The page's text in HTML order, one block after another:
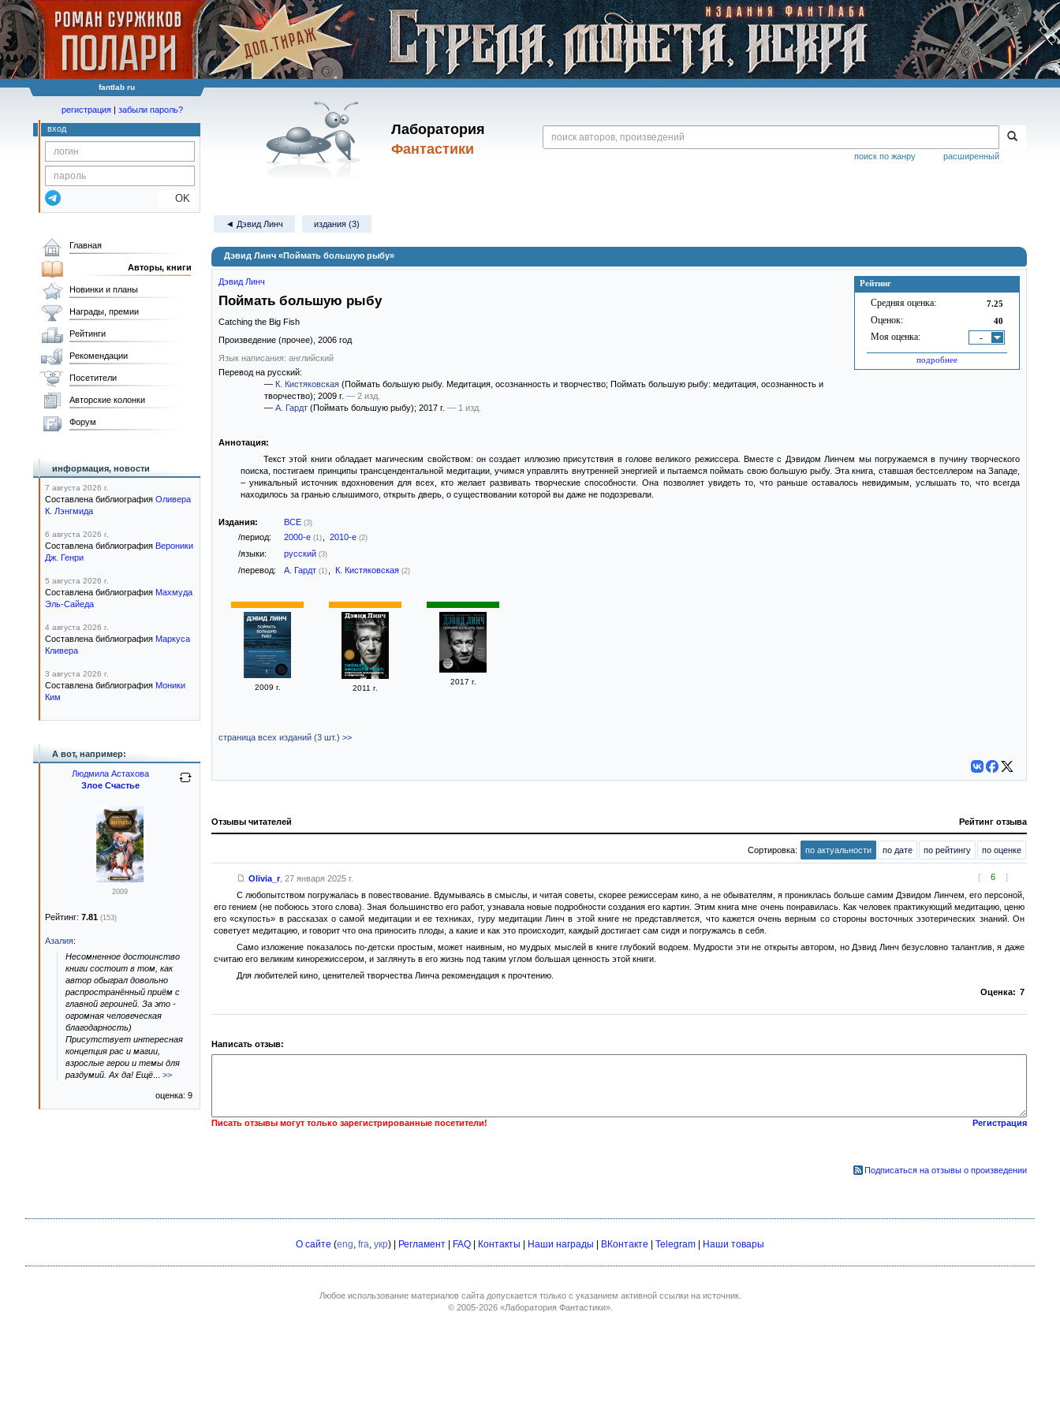
fantlab ru
Лаборатория
Фантастики
расширенный
поиск по жанру
регистрация | забыли пароль?
вход
OK
◄ Дэвид Линч издания (3)
Дэвид Линч «Поймать большую рыбу»
Рейтинг
Средняя оценка: 7.25
Оценок: 40
Моя оценка: -
подробнее
Дэвид Линч
Поймать большую рыбу
Catching the Big Fish
Произведение (прочее), 2006 год
Язык написания: английский
Перевод на русский:
— К. Кистяковская (Поймать большую рыбу. Медитация, осознанность и творчество; Поймать большую рыбу: медитация, осознанность и
творчество); 2009 г. — 2 изд.
— А. Гардт (Поймать большую рыбу); 2017 г. — 1 изд.
Аннотация:
Текст этой книги обладает магическим свойством: он создает иллюзию присутствия в голове великого режиссера. Вместе с Дэвидом Линчем мы погружаемся в пучину творческого
поиска, постигаем принципы трансцендентальной медитации, учимся управлять внутренней энергией и пытаемся поймать свою большую рыбу. Эта книга, ставшая бестселлером на Западе,
– уникальный источник вдохновения для всех, кто желает развивать творческие способности. Она позволяет увидеть то, что раньше оставалось невидимым, услышать то, что всегда
находилось за гранью слышимого, открыть дверь, о существовании которой вы даже не подозревали.
Издания: ВСЕ (3)
/период: 2000-е (1) 2010-е (2)
/языки: русский (3)
/перевод: А. Гардт (1) К. Кистяковская (2)
2009 г. 2011 г.
2017 г.
страница всех изданий (3 шт.) >>
Отзывы читателей Рейтинг отзыва
Сортировка: по актуальности по дате по рейтингу по оценке
[ 6 ]
Olivia_r, 27 января 2025 г.
С любопытством погружалась в повествование. Вдумываясь в смыслы, и читая советы, скорее режиссерам кино, а не обывателям, я прониклась больше самим Дэвидом Линчем, его персоной,
его гением (не побоюсь этого слова). Зная большинство его работ, узнавала новые подробности создания его картин. Этим книга мне очень понравилась. Как человек практикующий медитацию, ценю
его «скупость» в рассказах о самой медитации и ее техниках, гуру медитации Линч в этой книге не представляется, что кажется очень верным со стороны восточных эзотерических знаний. Он
советует медитацию, и говорит что она приносить плоды, а какие и как это происходит, каждый достигает сам сидя и погружаясь в себя.
Само изложение показалось по-детски простым, может наивным, но мудрых мыслей в книге глубокий водоем. Мудрости эти не открыты автором, но Дэвид Линч безусловно талантлив, я даже
считаю его великим кинорежиссером, и заглянуть в его жизнь под таким углом большая ценность этой книги.
Для любителей кино, ценителей творчества Линча рекомендация к прочтению.
Оценка: 7
Написать отзыв:
Писать отзывы могут только зарегистрированные посетители! Регистрация
Подписаться на отзывы о произведении
Главная
Авторы, книги
Новинки и планы
Награды, премии
Рейтинги
Рекомендации
Посетители
Авторские колонки
Форум
информация, новости
7 августа 2026 г.
Составлена библиография Оливера
К. Лэнгмида
6 августа 2026 г.
Составлена библиография Вероники
Дж. Генри
5 августа 2026 г.
Составлена библиография Махмуда
Эль-Сайеда
4 августа 2026 г.
Составлена библиография Маркуса
Кливера
3 августа 2026 г.
Составлена библиография Моники
Ким
А вот, например:
Людмила Астахова
Злое Счастье
2009
Рейтинг: 7.81 (153)
Азалия:
Несомненное достоинство
книги состоит в том, как
автор обыграл довольно
распространённый приём с
главной героиней. За это -
огромная человеческая
благодарность)
Присутствует интересная
концепция рас и магии,
взрослые герои и темы для
раздумий. Ах да! Ещё
>>
оценка: 9
О сайте (eng, fra, укр) | Регламент FAQ Контакты Наши награды ВКонтакте Telegram Наши товары
Любое использование материалов сайта допускается только с указанием активной ссылки на источник.
© 2005-2026 «Лаборатория Фантастики».